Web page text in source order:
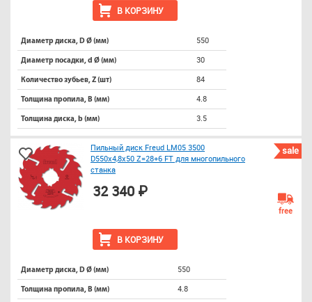
В КОРЗИНУ
Диаметр диска, D Ø (мм) 550
Диаметр посадки, d Ø (мм) 30
Количество зубьев, Z (шт) 84
Толщина пропила, B (мм) 4.8
Толщина диска, b (мм) 3.5
sale
Пильный диск Freud LM05 3500
D550x4,8x50 Z=28+6 FT для многопильного
станка
В КОРЗИНУ
32 340 ₽
free
Диаметр диска, D Ø (мм) 550
Толщина пропила, B (мм) 4.8